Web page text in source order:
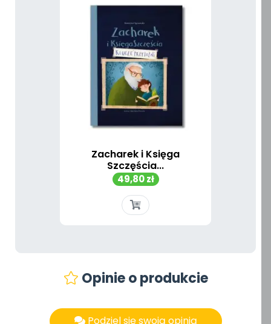
Zacharek i Księga
Szczęścia...
Cena
49,80 zł
Opinie o produkcie
Podziel się swoją opinią